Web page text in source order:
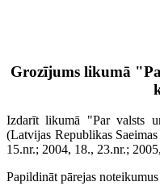
Grozījums likumā
Izdarīt likumā "Par valsts
(Latvijas Republikas
15.nr.; 2004, 18., 23.nr.;
Papildināt pārejas